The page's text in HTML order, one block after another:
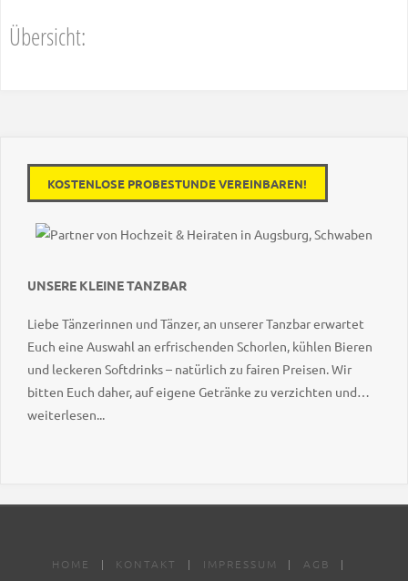
Übersicht:
KOSTENLOSE PROBESTUNDE VEREINBAREN!
UNSERE KLEINE TANZBAR
Liebe Tänzerinnen und Tänzer, an unserer Tanzbar erwartet
Euch eine Auswahl an erfrischenden Schorlen, kühlen Bieren
und leckeren Softdrinks – natürlich zu fairen Preisen. Wir
bitten Euch daher, auf eigene Getränke zu verzichten und
stattdessen unser Angebot zu genießen. Vielen Dank für Euer
weiterlesen...
HOME | KONTAKT | IMPRESSUM | AGB
|